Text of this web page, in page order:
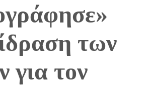
των
για τον